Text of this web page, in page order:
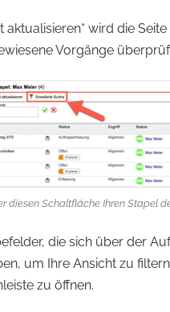
aktualisieren“ wird die
Vorgänge
diesen Schaltfläche Ihren Stapel
die sich über der
um Ihre Ansicht zu
zu öffnen.